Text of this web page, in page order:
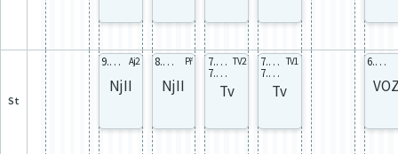
st
9.A NJa Aj2
NjII
8.A celá Př
NjII
7.A TVd
7.B TVd
TV2
Tv
7.A TVd
7.B TVd
TV1
Tv
6.B celá